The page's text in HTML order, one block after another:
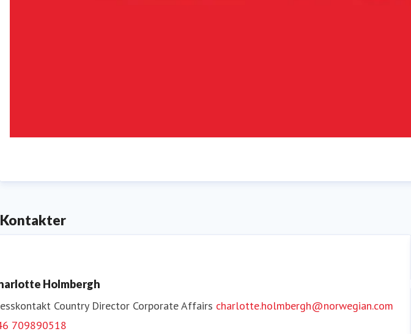
Kontakter
Holmbergh
Country Director Corporate Affairs charlotte.holmbergh@norwegian.com
709890518